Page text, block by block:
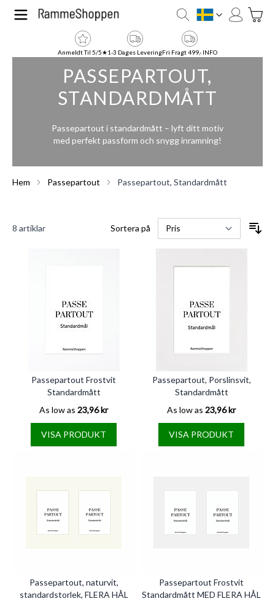
Hoppa till innehållet
SE
Anmeldt Til 5/5★1-3 Dages LeveringFri Fragt 499,- INFO
PASSEPARTOUT,
STANDARDMÅTT
Passepartout i standardmått – lyft ditt motiv
med perfekt passform och snygg inramning!
Hem Passepartout Passepartout, Standardmått
8 artiklar Sortera på
Passepartout Frostvit
Standardmått
As low as 23,96 kr
VISA PRODUKT
Passepartout, Porslinsvit,
Standardmått
As low as 23,96 kr
VISA PRODUKT
Passepartout, naturvit,
standardstorlek, FLERA HÅL
Passepartout Frostvit
Standardmått MED FLERA HÅL